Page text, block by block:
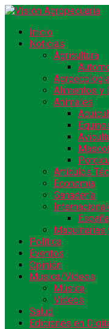
Inicio
Noticias
Agricultura
Alimentos y
Animales
Artículos
Economía
Ganadería
España
Maquinarias
Política
Eventos
Opinión
Música/Videos
Música
Videos
Salud
Ediciones en